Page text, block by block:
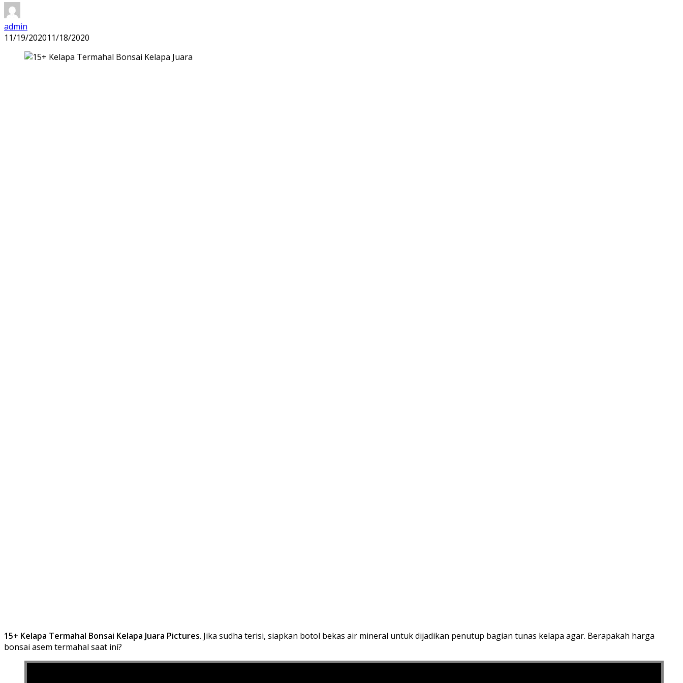
admin
11/19/202011/18/2020
15+ Kelapa Termahal Bonsai Kelapa Juara Pictures. Jika sudha terisi, siapkan botol bekas air mineral untuk dijadikan penutup bagian tunas kelapa agar. Berapakah harga
bonsai asem termahal saat ini?